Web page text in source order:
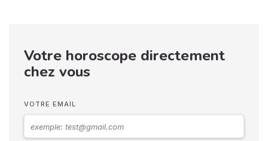
Votre horoscope directement
chez vous
VOTRE EMAIL